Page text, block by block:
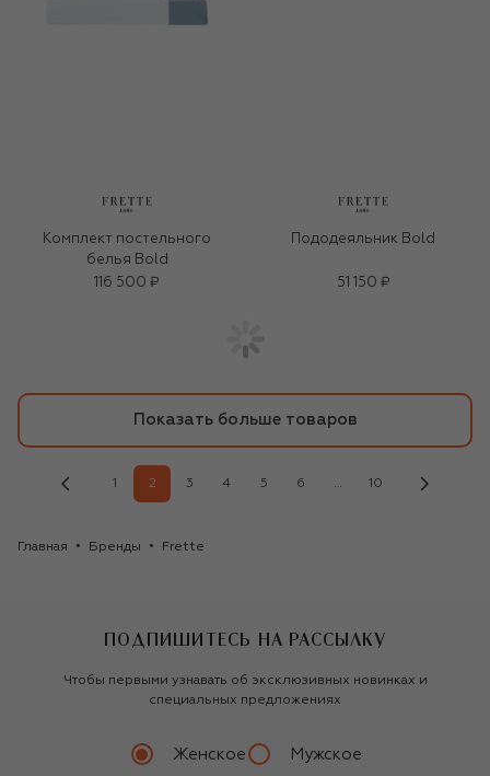
Комплект постельного
белья Bold
116 500 ₽
Пододеяльник Bold
51 150 ₽
Показать больше товаров
1 2 3 4 5 6 … 10
Главная Бренды Frette
ПОДПИШИТЕСЬ НА РАССЫЛКУ
Чтобы первыми узнавать об эксклюзивных новинках и
специальных предложениях
Женское Мужское